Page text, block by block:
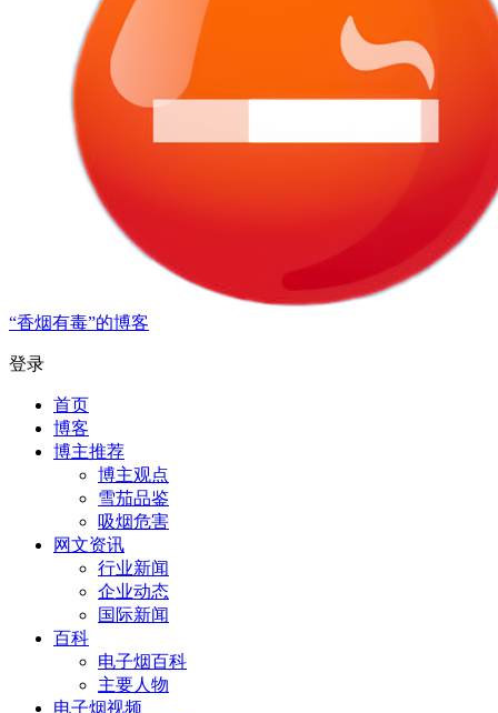
“香烟有毒”的博客
登录
首页
博客
博主推荐
博主观点
雪茄品鉴
吸烟危害
网文资讯
行业新闻
企业动态
国际新闻
百科
电子烟百科
主要人物
电子烟视频